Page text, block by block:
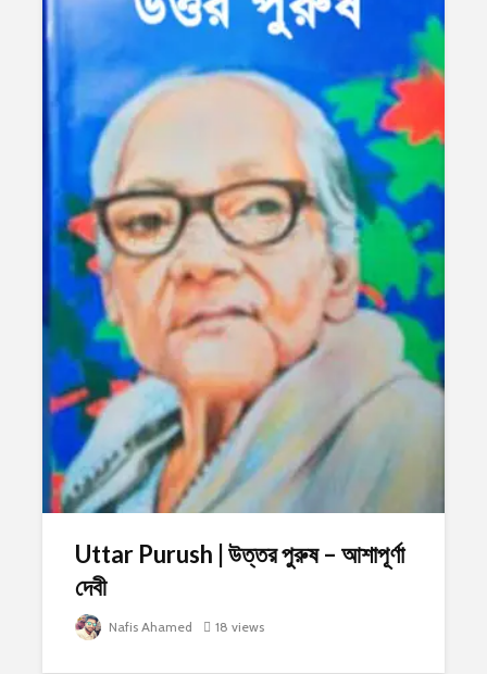
Uttar Purush | উত্তর পুরুষ – আশাপূর্ণা
দেবী
Nafis Ahamed 18 views